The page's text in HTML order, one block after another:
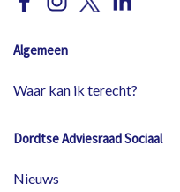
Algemeen
Waar kan ik terecht?
Dordtse Adviesraad Sociaal
Nieuws